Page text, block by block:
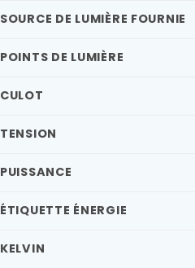
SOURCE DE LUMIÈRE FOURNIE
POINTS DE LUMIÈRE
CULOT
TENSION
PUISSANCE
ÉTIQUETTE ÉNERGIE
KELVIN